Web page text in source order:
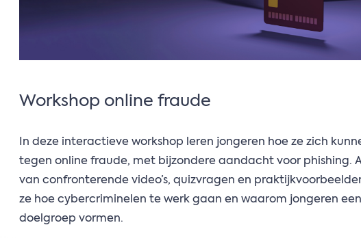
Workshop online fraude
In deze interactieve workshop leren jongeren hoe ze zich
tegen online fraude, met bijzondere aandacht voor phishing.
van confronterende video’s, quizvragen en
ze hoe cybercriminelen te werk gaan en waarom jongeren
doelgroep vormen.